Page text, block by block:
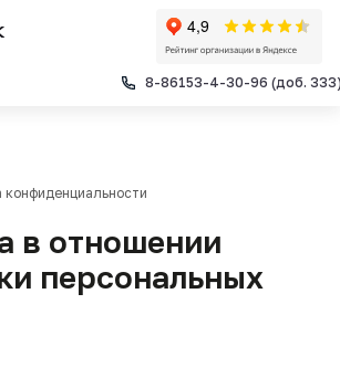
8-86153-4-30-96 (доб.
конфиденциальности
в отношении
персональных